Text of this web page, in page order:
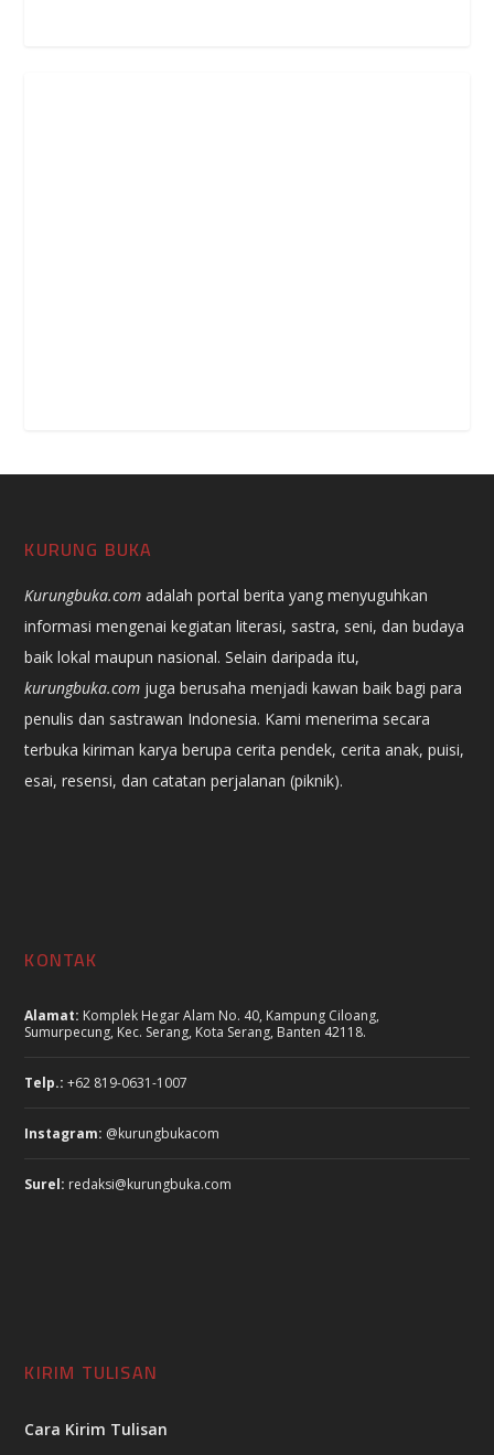
KURUNG BUKA
Kurungbuka.com adalah portal berita yang menyuguhkan
informasi mengenai kegiatan literasi, sastra, seni, dan budaya
baik lokal maupun nasional. Selain daripada itu,
kurungbuka.com juga berusaha menjadi kawan baik bagi para
penulis dan sastrawan Indonesia. Kami menerima secara
terbuka kiriman karya berupa cerita pendek, cerita anak, puisi,
esai, resensi, dan catatan perjalanan (piknik).
KONTAK
Alamat: Komplek Hegar Alam No. 40, Kampung Ciloang,
Sumurpecung, Kec. Serang, Kota Serang, Banten 42118.
Telp.: +62 819-0631-1007
Instagram: @kurungbukacom
Surel: redaksi@kurungbuka.com
KIRIM TULISAN
Cara Kirim Tulisan